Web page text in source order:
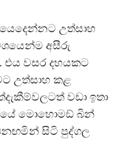
යෙදෙන්නට උත්සාහ
අසීරු
වසර දහයකට
උත්සාහ කළ
වඩා ඉතා
මොහොමඞ් බින්
සිටි පුද්ගල